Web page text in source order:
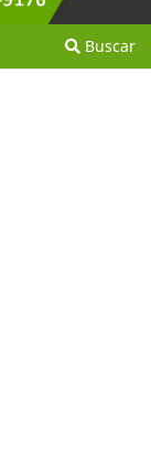
Buscar